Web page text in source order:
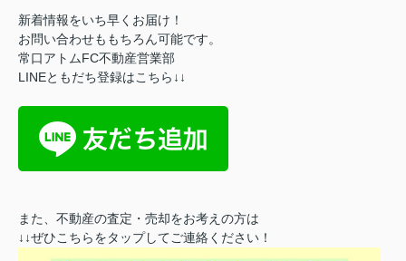
新着情報をいち早くお届け！
お問い合わせももちろん可能です。
常口アトムFC不動産営業部
LINEともだち登録はこちら↓↓
また、不動産の査定・売却をお考えの方は
↓↓ぜひこちらをタップしてご連絡ください！